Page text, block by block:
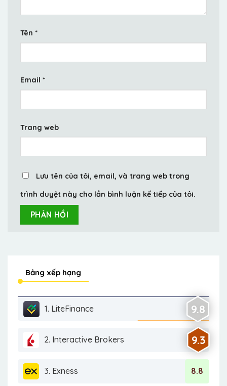
Tên *
Email *
Trang web
Lưu tên của tôi, email, và trang web trong
trình duyệt này cho lần bình luận kế tiếp của tôi.
Bảng xếp hạng
1. LiteFinance 9.8
2. Interactive Brokers 9.3
3. Exness 8.8